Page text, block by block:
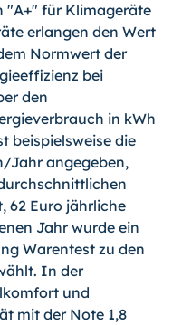
"A+" für Klimageräte
erlangen den Wert
Normwert der
bei
den
in kWh
beispielsweise die
Jahr angegeben,
62 Euro jährliche
Jahr wurde ein
Warentest zu den
In der
und
mit der Note 1,8